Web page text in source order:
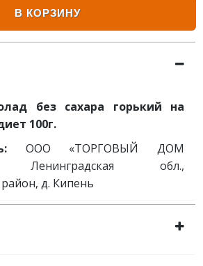
В КОРЗИНУ
без сахара горький на
100г.
ООО «ТОРГОВЫЙ ДОМ
Ленинградская обл.,
д. Кипень